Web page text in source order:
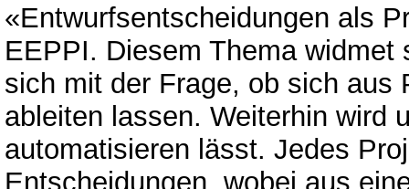
«Entwurfsentscheidungen als
EEPPI. Diesem Thema
sich mit der Frage, ob sich aus
ableiten lassen. Weiterhin wird
automatisieren lässt. Jedes
Entscheidungen, wobei aus